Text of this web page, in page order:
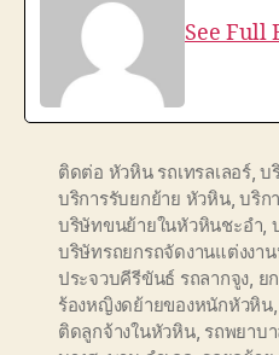
See Full
ติดต่อ หัวหิน รถเทรลเลอร์,บ
บริการรับยกย้าย หัวหิน,บริก
บริษัทขนย้ายในหัวหินชะอำ
บริษัทรถยกรถจัดงานแต่งงา
ประจวบคีรีขันธ์ รถลากจูง ย
ร้องหญิงดย้ายของหนักหัวหิน,
ติดลูกจ้างในหัวหิน, รถพยาบ